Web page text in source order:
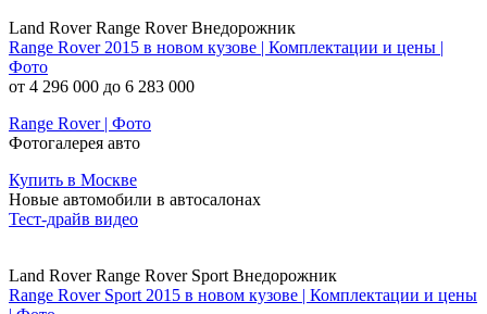
Land Rover Range Rover Внедорожник
Range Rover 2015 в новом кузове | Комплектации и цены |
Фото
от 4 296 000 до 6 283 000
Range Rover | Фото
Фотогалерея авто
Купить в Москве
Новые автомобили в автосалонах
Тест-драйв видео
Land Rover Range Rover Sport Внедорожник
Range Rover Sport 2015 в новом кузове | Комплектации и цены